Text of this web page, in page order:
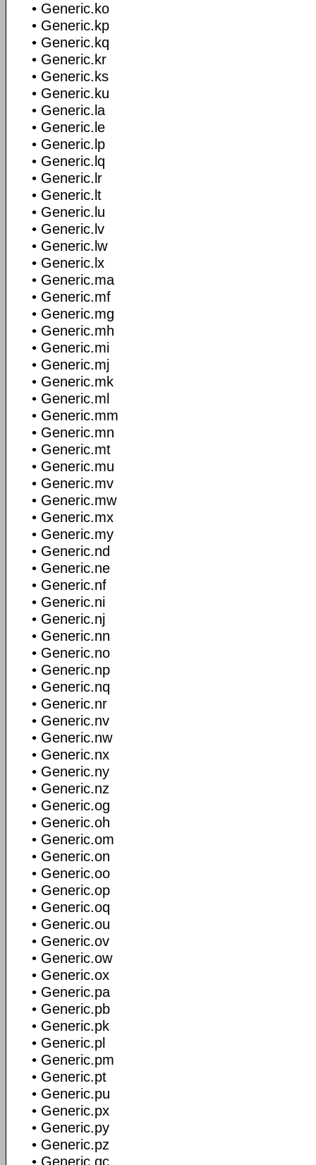
• Generic.ko
• Generic.kp
• Generic.kq
• Generic.kr
• Generic.ks
• Generic.ku
• Generic.la
• Generic.le
• Generic.lp
• Generic.lq
• Generic.lr
• Generic.lt
• Generic.lu
• Generic.lv
• Generic.lw
• Generic.lx
• Generic.ma
• Generic.mf
• Generic.mg
• Generic.mh
• Generic.mi
• Generic.mj
• Generic.mk
• Generic.ml
• Generic.mm
• Generic.mn
• Generic.mt
• Generic.mu
• Generic.mv
• Generic.mw
• Generic.mx
• Generic.my
• Generic.nd
• Generic.ne
• Generic.nf
• Generic.ni
• Generic.nj
• Generic.nn
• Generic.no
• Generic.np
• Generic.nq
• Generic.nr
• Generic.nv
• Generic.nw
• Generic.nx
• Generic.ny
• Generic.nz
• Generic.og
• Generic.oh
• Generic.om
• Generic.on
• Generic.oo
• Generic.op
• Generic.oq
• Generic.ou
• Generic.ov
• Generic.ow
• Generic.ox
• Generic.pa
• Generic.pb
• Generic.pk
• Generic.pl
• Generic.pm
• Generic.pt
• Generic.pu
• Generic.px
• Generic.py
• Generic.pz
• Generic.qc